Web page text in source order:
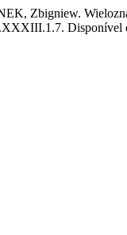
Zbigniew.
Disponível